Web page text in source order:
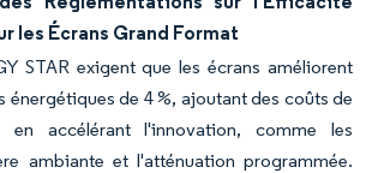
les Écrans Grand Format
STAR exigent que les écrans améliorent
énergétiques de 4 %, ajoutant des coûts de
en accélérant l'innovation, comme les
ambiante et l'atténuation programmée.